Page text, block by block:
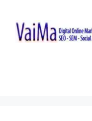
contenido